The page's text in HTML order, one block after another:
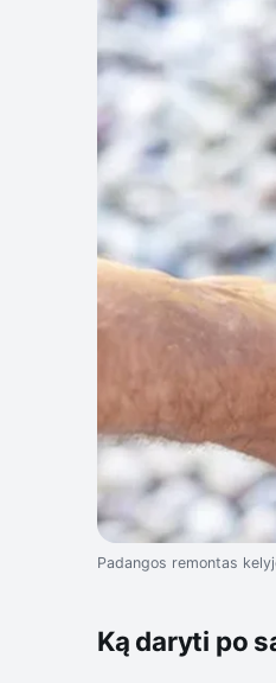
Padangos remontas
Ką daryti po